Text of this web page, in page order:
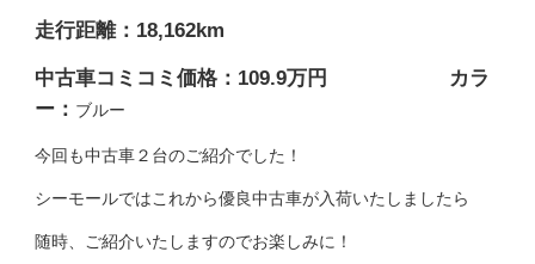
走行距離：18,162km
中古車コミコミ価格：109.9万円 カラ
ー： ブルー
今回も中古車２台のご紹介でした！
シーモールではこれから優良中古車が入荷いたしましたら
随時、ご紹介いたしますのでお楽しみに！